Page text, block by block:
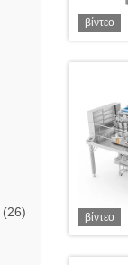
(26)
βίντεο
βίντεο